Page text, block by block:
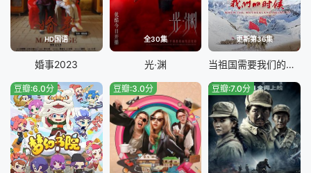
HD国语
婚事2023
全30集
光·渊
更新第36集
当祖国需要我们的时候
豆瓣:6.0分 豆瓣:3.0分 豆瓣:7.0分